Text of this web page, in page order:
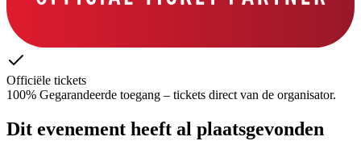
Officiële tickets
100% Gegarandeerde toegang – tickets direct van de organisator.
Dit evenement heeft al plaatsgevonden